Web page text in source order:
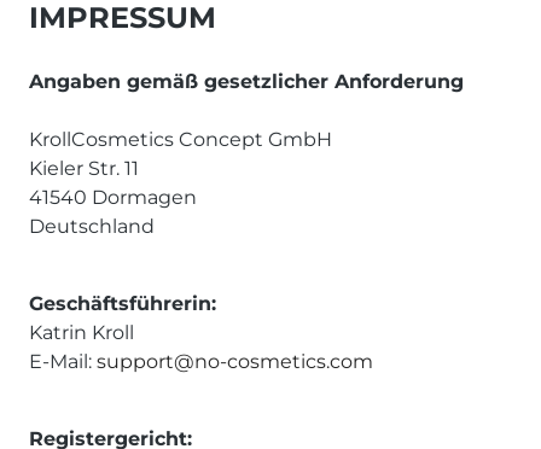
IMPRESSUM
Angaben gemäß gesetzlicher Anforderung
KrollCosmetics Concept GmbH
Kieler Str. 11
41540 Dormagen
Deutschland
Geschäftsführerin:
Katrin Kroll
E-Mail: support@no-cosmetics.com
Registergericht: